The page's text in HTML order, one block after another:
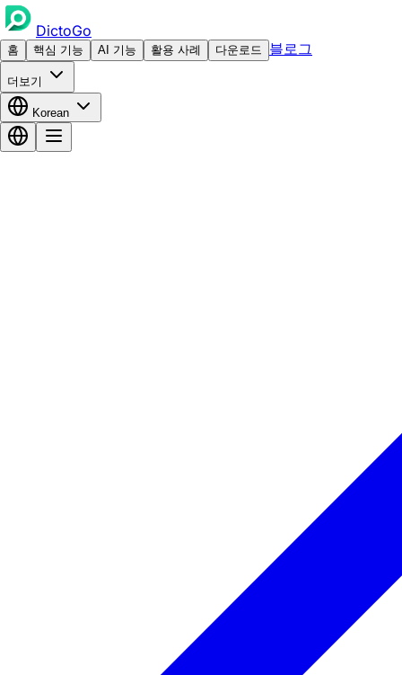
DictoGo
홈 핵심 기능 AI 기능 활용 사례 다운로드 블로그
더보기
Korean